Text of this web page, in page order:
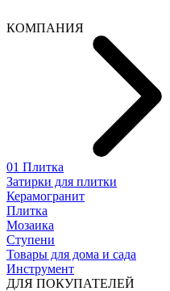
КОМПАНИЯ
01 Плитка
Затирки для плитки
Керамогранит
Плитка
Мозаика
Ступени
Товары для дома и сада
Инструмент
ДЛЯ ПОКУПАТЕЛЕЙ